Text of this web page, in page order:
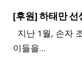
[후원] 하태만 선
지난 1월, 손자
이들을…